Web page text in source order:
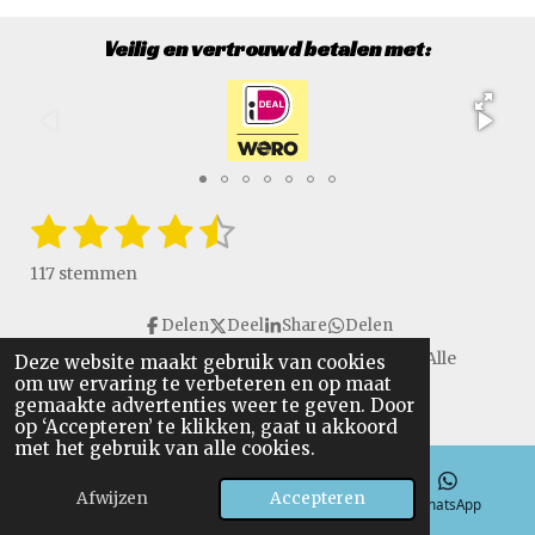
Deze website maakt gebruik van cookies
om uw ervaring te verbeteren en op maat
gemaakte advertenties weer te geven. Door
op ‘Accepteren’ te klikken, gaat u akkoord
met het gebruik van alle cookies.
Afwijzen Accepteren
Veilig en vertrouwd betalen met:
R
a
t
n
g
:
4
.
1
s
e
r
2
s
e
r
r
e
n
3
s
e
r
r
e
n
4
t
e
r
r
e
5
t
e
r
r
e
S
e
117 stemmen
Delen Deel Share Delen
Copyright © 2016 - 2026 VanGulikSpecialTools. Alle
rechten voorbehouden.
E-mailadres Telefoonnummer WhatsApp